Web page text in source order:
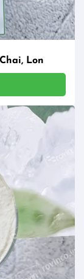
Lon